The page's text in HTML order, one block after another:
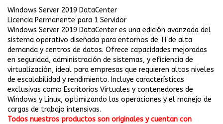
Windows Server 2019 DataCenter
Licencia Permanente para 1 Servidor
Windows Server 2019 DataCenter es una edición avanzada del
sistema operativo diseñada para entornos de TI de alta
demanda y centros de datos. Ofrece capacidades mejoradas
en seguridad, administración de sistemas, y eficiencia de
virtualización, ideal para empresas que requieren altos niveles
de escalabilidad y rendimiento. Incluye características
exclusivas como Escritorios Virtuales y contenedores de
Windows y Linux, optimizando las operaciones y el manejo de
cargas de trabajo intensivas.
Todos nuestros productos son originales y cuentan con